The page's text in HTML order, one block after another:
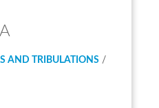
AND TRIBULATIONS /